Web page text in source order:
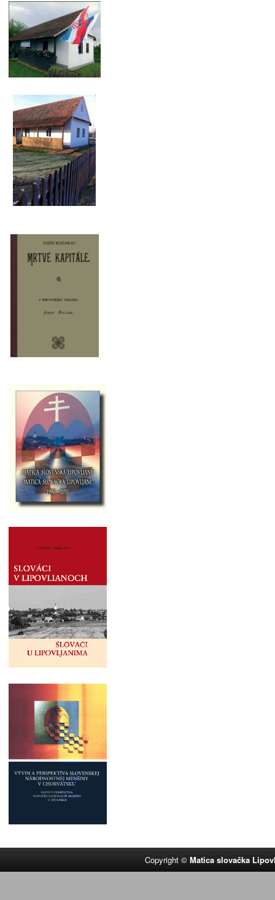
Copyright ©Matica slovačka